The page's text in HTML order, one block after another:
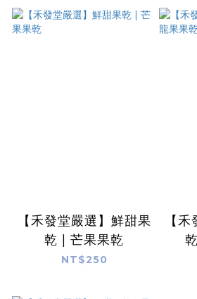
【禾發堂嚴選】鮮甜果
乾 | 芒果果乾
NT$250
【